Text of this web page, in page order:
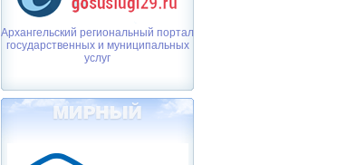
Архангельский региональный портал
государственных и муниципальных
услуг